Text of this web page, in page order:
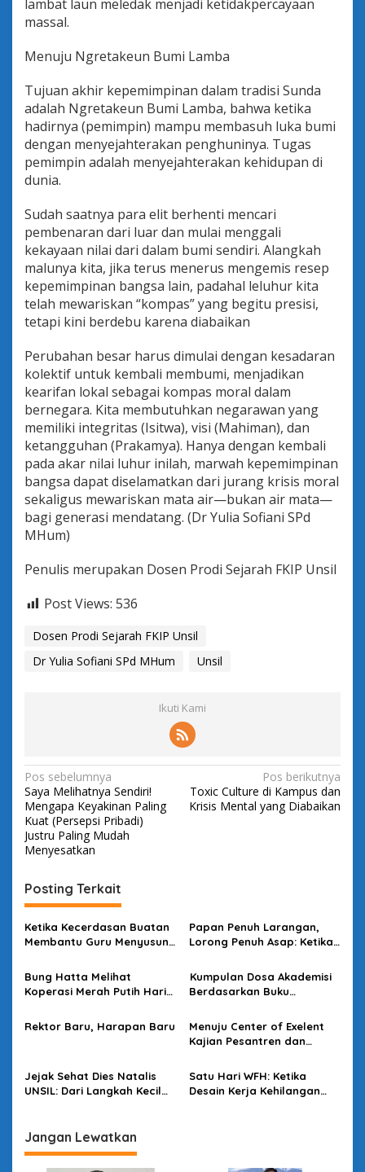
lambat laun meledak menjadi ketidakpercayaan
massal.
Menuju Ngretakeun Bumi Lamba
Tujuan akhir kepemimpinan dalam tradisi Sunda
adalah Ngretakeun Bumi Lamba, bahwa ketika
hadirnya (pemimpin) mampu membasuh luka bumi
dengan menyejahterakan penghuninya. Tugas
pemimpin adalah menyejahterakan kehidupan di
dunia.
Sudah saatnya para elit berhenti mencari
pembenaran dari luar dan mulai menggali
kekayaan nilai dari dalam bumi sendiri. Alangkah
malunya kita, jika terus menerus mengemis resep
kepemimpinan bangsa lain, padahal leluhur kita
telah mewariskan “kompas” yang begitu presisi,
tetapi kini berdebu karena diabaikan
Perubahan besar harus dimulai dengan kesadaran
kolektif untuk kembali membumi, menjadikan
kearifan lokal sebagai kompas moral dalam
bernegara. Kita membutuhkan negarawan yang
memiliki integritas (Isitwa), visi (Mahiman), dan
ketangguhan (Prakamya). Hanya dengan kembali
pada akar nilai luhur inilah, marwah kepemimpinan
bangsa dapat diselamatkan dari jurang krisis moral
sekaligus mewariskan mata air—bukan air mata—
bagi generasi mendatang. (Dr Yulia Sofiani SPd
MHum)
Penulis merupakan Dosen Prodi Sejarah FKIP Unsil
Post Views: 536
Dosen Prodi Sejarah FKIP Unsil
Dr Yulia Sofiani SPd MHum
Unsil
Ikuti Kami
N
a
v
i
a
s
i
o
Pos sebelumnya
Saya Melihatnya Sendiri!
Mengapa Keyakinan Paling
Kuat (Persepsi Pribadi)
Justru Paling Mudah
Menyesatkan
Pos berikutnya
Toxic Culture di Kampus dan
Krisis Mental yang Diabaikan
Posting Terkait
Ketika Kecerdasan Buatan
Membantu Guru Menyusun
Papan Penuh Larangan,
Lorong Penuh Asap: Ketika
Kuasanya
Bung Hatta Melihat
Koperasi Merah Putih Hari
Kumpulan Dosa Akademisi
Berdasarkan Buku
Rektor Baru, Harapan Baru
Menuju Center of Exelent
Kajian Pesantren dan
Jejak Sehat Dies Natalis
UNSIL: Dari Langkah Kecil
Satu Hari WFH: Ketika
Desain Kerja Kehilangan
Jangan Lewatkan